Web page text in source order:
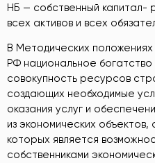
НБ — собственный капитал-
всех активов и всех
В Методических
РФ национальное
совокупность ресурсов
создающих необходимые
оказания услуг и
из экономических
которых является
собственниками